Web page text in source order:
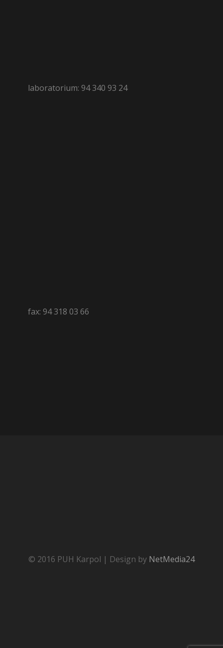
laboratorium: 94 340 93 24
fax: 94 318 03 66
© 2016 PUH Karpol | Design by NetMedia24